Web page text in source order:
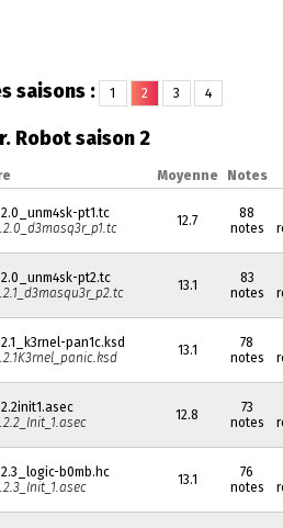
saisons : 1 2 3 4
Robot saison 2
Moyenne Notes
pt1.tc
12.7
88
notes
pt2.tc
13.1
83
notes
pan1c.ksd
13.1
78
notes
12.8
73
notes
b0mb.hc
13.1
76
notes